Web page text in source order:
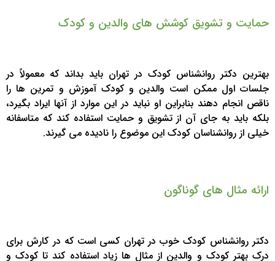
حمایت و تشویق کوشش های والدین و کودک
بهترین دکتر روانشناس کودک در تهران باید بداند که معمولاً در
جلسات اول ممکن است والدین و کودک آموزش و تمرین ها را
ناقص انجام دهند بنابراین او نباید در این موارد از آنها ایراد بگیرد،
بلکه باید به جای آن از تشویق و حمایت استفاده کند که متاسفانه
خیلی از روانشناسان کودک این موضوع را نادیده می گیرند.
ارائه مثال های گوناگون
دکتر روانشناس کودک خوب در تهران کسی است که در کارش برای
درک بهتر کودک و والدین از مثال ها زیاد استفاده کند تا کودک و